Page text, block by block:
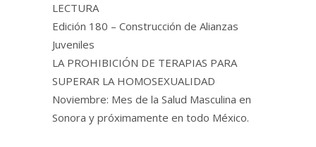
LECTURA
Edición 180 – Construcción de Alianzas
Juveniles
LA PROHIBICIÓN DE TERAPIAS PARA
SUPERAR LA HOMOSEXUALIDAD
Noviembre: Mes de la Salud Masculina en
Sonora y próximamente en todo México.